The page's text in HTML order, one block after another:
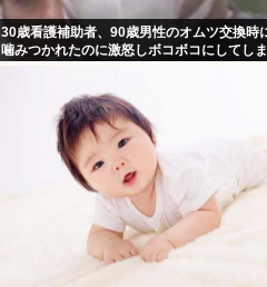
30歳看護補助者、90歳男性のオムツ交換時
噛みつかれたのに激怒しボコボコにしてし